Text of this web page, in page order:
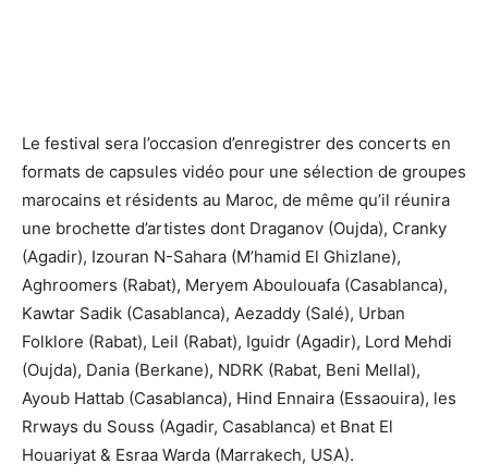
Le festival sera l’occasion d’enregistrer des concerts en
formats de capsules vidéo pour une sélection de groupes
marocains et résidents au Maroc, de même qu’il réunira
une brochette d’artistes dont Draganov (Oujda), Cranky
(Agadir), Izouran N-Sahara (M’hamid El Ghizlane),
Aghroomers (Rabat), Meryem Aboulouafa (Casablanca),
Kawtar Sadik (Casablanca), Aezaddy (Salé), Urban
Folklore (Rabat), Leil (Rabat), Iguidr (Agadir), Lord Mehdi
(Oujda), Dania (Berkane), NDRK (Rabat, Beni Mellal),
Ayoub Hattab (Casablanca), Hind Ennaira (Essaouira), les
Rrways du Souss (Agadir, Casablanca) et Bnat El
Houariyat & Esraa Warda (Marrakech, USA).